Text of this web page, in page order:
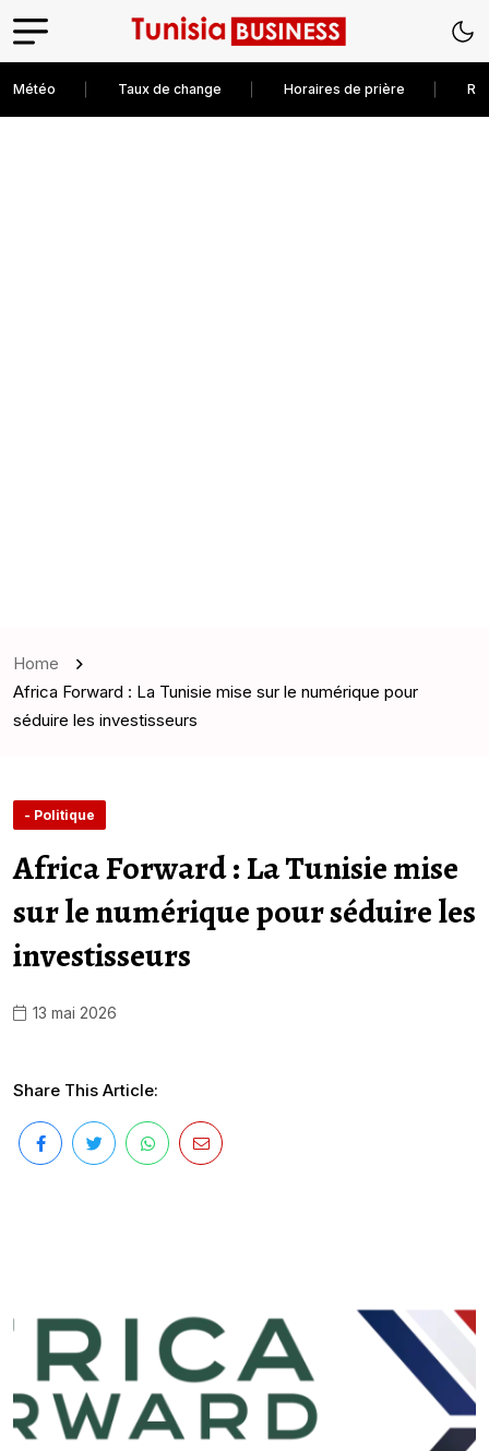
Météo Taux de change Horaires de prière
Home
Africa Forward : La Tunisie mise sur le numérique pour
séduire les investisseurs
- Politique
Africa Forward : La Tunisie mise
sur le numérique pour séduire les
investisseurs
13 mai 2026
Share This Article: